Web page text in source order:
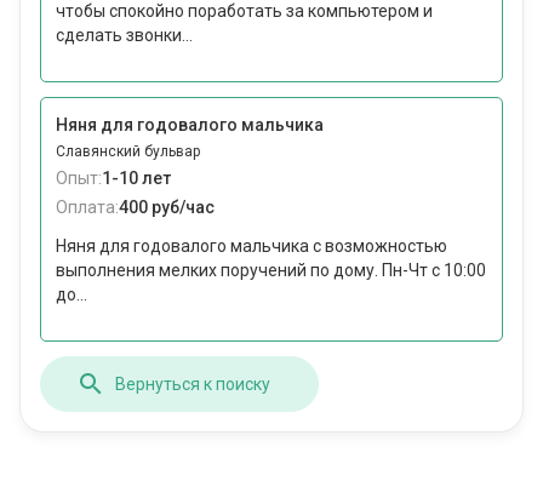
чтобы спокойно поработать за компьютером и
сделать звонки...
Няня для годовалого мальчика
Славянский бульвар
Опыт:1-10 лет
Оплата:400 руб/час
Няня для годовалого мальчика с возможностью
выполнения мелких поручений по дому. Пн-Чт с 10:00
до...
Вернуться к поиску